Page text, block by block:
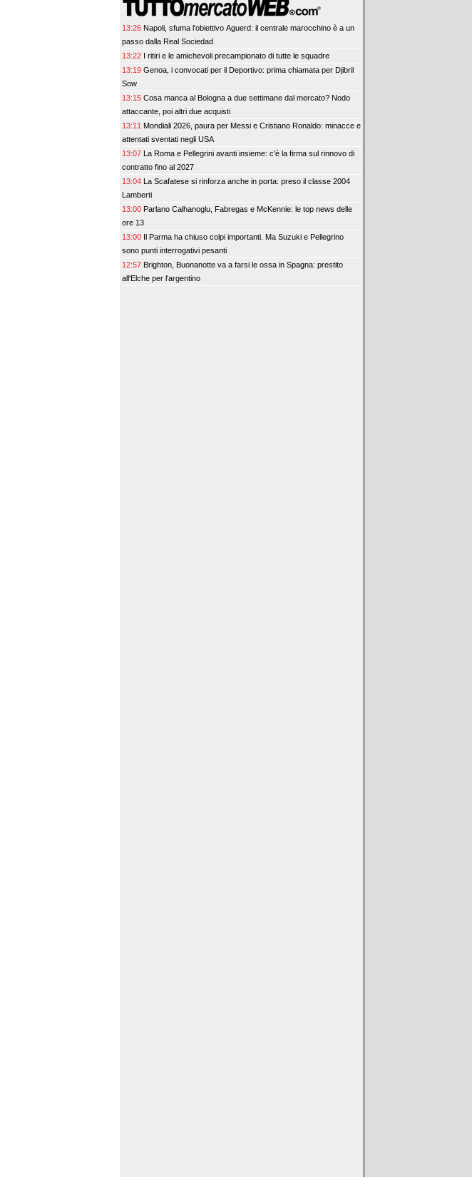
13:26 Napoli, sfuma l'obiettivo Aguerd: il centrale marocchino è a un
passo dalla Real Sociedad
13:22 I ritiri e le amichevoli precampionato di tutte le squadre
13:19 Genoa, i convocati per il Deportivo: prima chiamata per Djibril
Sow
13:15 Cosa manca al Bologna a due settimane dal mercato? Nodo
attaccante, poi altri due acquisti
13:11 Mondiali 2026, paura per Messi e Cristiano Ronaldo: minacce e
attentati sventati negli USA
13:07 La Roma e Pellegrini avanti insieme: c'è la firma sul rinnovo di
contratto fino al 2027
13:04 La Scafatese si rinforza anche in porta: preso il classe 2004
Lamberti
13:00 Parlano Calhanoglu, Fabregas e McKennie: le top news delle
ore 13
13:00 Il Parma ha chiuso colpi importanti. Ma Suzuki e Pellegrino
sono punti interrogativi pesanti
12:57 Brighton, Buonanotte va a farsi le ossa in Spagna: prestito
all'Elche per l'argentino